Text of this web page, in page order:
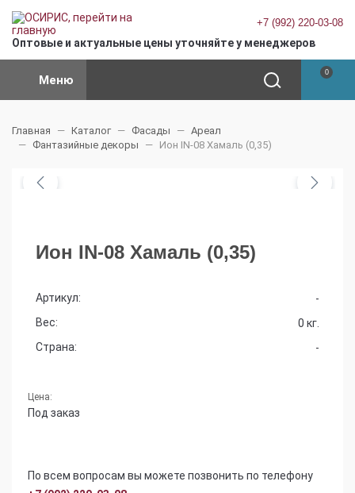
Оптовые и актуальные цены уточняйте у менеджеров
+7 (992) 220-03-08
Меню
0
Главная Каталог Фасады
Ареал
Фантазийные декоры
Ион IN-08 Хамаль (0,35)
Ион IN-08 Хамаль (0,35)
Артикул:
-
Вес:
0 кг.
Страна:
-
Цена:
Под заказ
По всем вопросам вы можете позвонить по телефону